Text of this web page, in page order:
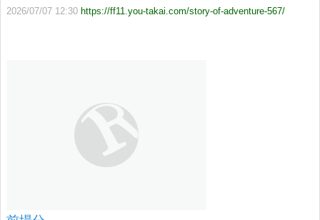
2026/07/07 12:30 https://ff11.you-takai.com/story-of-adventure-567/